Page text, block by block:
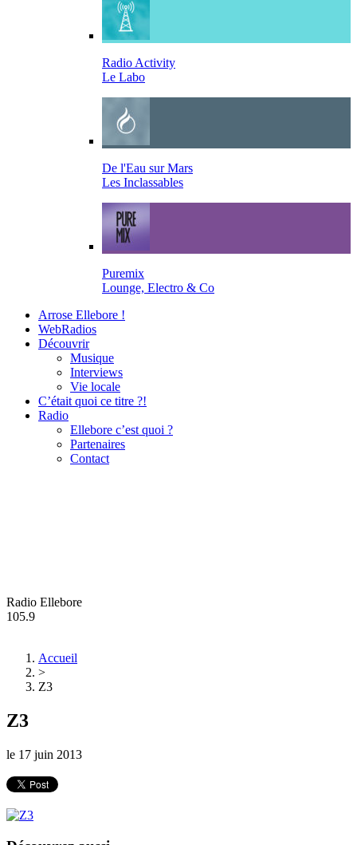
Radio Activity
Le Labo
De l'Eau sur Mars
Les Inclassables
Puremix
Lounge, Electro & Co
Arrose Ellebore !
WebRadios
Découvrir
Musique
Interviews
Vie locale
C’était quoi ce titre ?!
Radio
Ellebore c’est quoi ?
Partenaires
Contact
Radio Ellebore
105.9
Accueil
>
Z3
Z3
le 17 juin 2013